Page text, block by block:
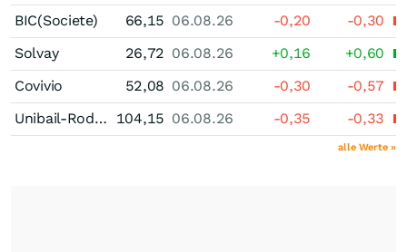
BIC(Societe)
66,15 06.08.26 -0,20
-0,30
Solvay
26,72 06.08.26 +0,16
+0,60
Covivio
52,08 06.08.26 -0,30
-0,57
Unibail-Rodamco-Westfield Stapled Secs
104,15 06.08.26 -0,35 -0,33
alle Werte »